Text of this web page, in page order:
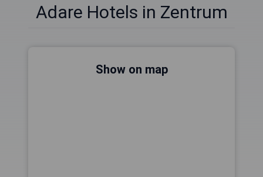
Adare Hotels in Zentrum
Show on map